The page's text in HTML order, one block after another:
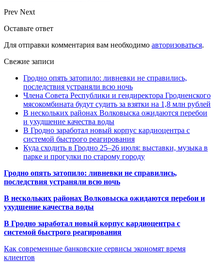
Prev Next
Оставьте ответ
Для отправки комментария вам необходимо авторизоваться.
Свежие записи
Гродно опять затопило: ливневки не справились,
последствия устраняли всю ночь
Члена Совета Республики и гендиректора Гродненского
мясокомбината будут судить за взятки на 1,8 млн рублей
В нескольких районах Волковыска ожидаются перебои
и ухудшение качества воды
В Гродно заработал новый корпус кардиоцентра с
системой быстрого реагирования
Куда сходить в Гродно 25–26 июля: выставки, музыка в
парке и прогулки по старому городу
Гродно опять затопило: ливневки не справились,
последствия устраняли всю ночь
В нескольких районах Волковыска ожидаются перебои и
ухудшение качества воды
В Гродно заработал новый корпус кардиоцентра с
системой быстрого реагирования
Как современные банковские сервисы экономят время
клиентов